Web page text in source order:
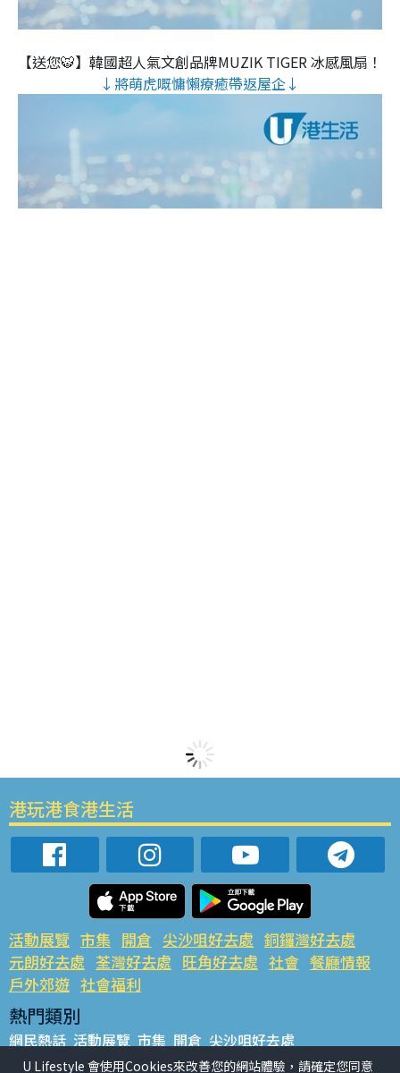
【送您🐯】韓國超人氣文創品牌MUZIK TIGER 冰感風扇！
↓將萌虎嘅慵懶療癒帶返屋企↓
港玩港食港生活
活動展覽 市集 開倉 尖沙咀好去處 銅鑼灣好去處
元朗好去處 荃灣好去處 旺角好去處 社會 餐廳情報
戶外郊遊 社會福利
熱門類別
網民熱話 活動展覽 市集 開倉 尖沙咀好去處
銅鑼灣好去處 元朗好去處 荃灣好去處 旺角好去處 社會
U Lifestyle 會使用Cookies來改善您的網站體驗，請確定您同意